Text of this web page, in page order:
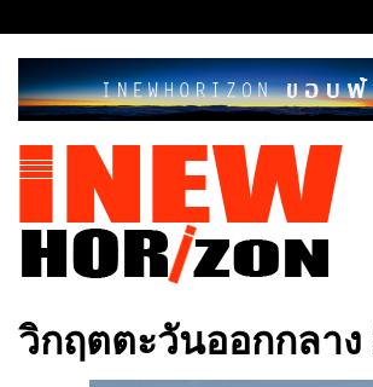
to
content
INEWHORIZON
วิกฤตตะวันออกกลาง